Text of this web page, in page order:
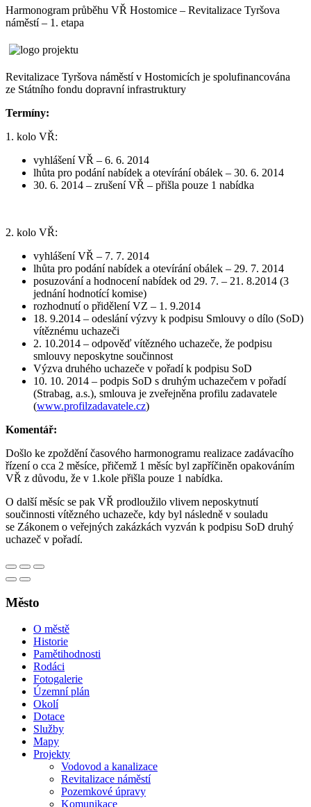
Harmonogram průběhu VŘ Hostomice – Revitalizace Tyršova
náměstí – 1. etapa
Revitalizace Tyršova náměstí v Hostomicích je spolufinancována
ze Státního fondu dopravní infrastruktury
Termíny:
1. kolo VŘ:
vyhlášení VŘ – 6. 6. 2014
lhůta pro podání nabídek a otevírání obálek – 30. 6. 2014
30. 6. 2014 – zrušení VŘ – přišla pouze 1 nabídka
2. kolo VŘ:
vyhlášení VŘ – 7. 7. 2014
lhůta pro podání nabídek a otevírání obálek – 29. 7. 2014
posuzování a hodnocení nabídek od 29. 7. – 21. 8.2014 (3
jednání hodnotící komise)
rozhodnutí o přidělení VZ – 1. 9.2014
18. 9.2014 – odeslání výzvy k podpisu Smlouvy o dílo (SoD)
vítěznému uchazeči
2. 10.2014 – odpověď vítězného uchazeče, že podpisu
smlouvy neposkytne součinnost
Výzva druhého uchazeče v pořadí k podpisu SoD
10. 10. 2014 – podpis SoD s druhým uchazečem v pořadí
(Strabag, a.s.), smlouva je zveřejněna profilu zadavatele
(www.profilzadavatele.cz)
Komentář:
Došlo ke zpoždění časového harmonogramu realizace zadávacího
řízení o cca 2 měsíce, přičemž 1 měsíc byl zapříčiněn opakováním
VŘ z důvodu, že v 1.kole přišla pouze 1 nabídka.
O další měsíc se pak VŘ prodloužilo vlivem neposkytnutí
součinnosti vítězného uchazeče, kdy byl následně v souladu
se Zákonem o veřejných zakázkách vyzván k podpisu SoD druhý
uchazeč v pořadí.
Město
O městě
Historie
Pamětihodnosti
Rodáci
Fotogalerie
Územní plán
Okolí
Dotace
Služby
Mapy
Projekty
Vodovod a kanalizace
Revitalizace náměstí
Pozemkové úpravy
Komunikace